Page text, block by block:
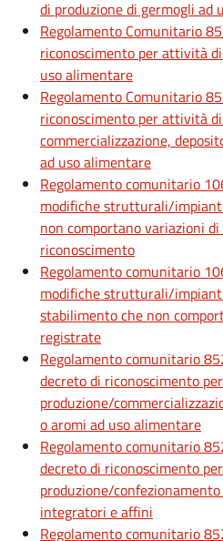
di produzione di germogli ad
Regolamento Comunitario
riconoscimento per attività
uso alimentare
Regolamento Comunitario
riconoscimento per attività
commercializzazione,
ad uso alimentare
Regolamento comunitario
modifiche strutturali/
non comportano variazioni
riconoscimento
Regolamento comunitario
modifiche strutturali/
stabilimento che non
registrate
Regolamento comunitario
decreto di riconoscimento
produzione/
o aromi ad uso alimentare
Regolamento comunitario
decreto di riconoscimento
produzione/
integratori e affini
Regolamento comunitario